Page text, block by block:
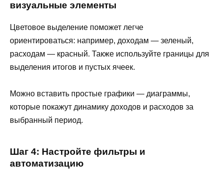
визуальные элементы
Цветовое выделение поможет легче
ориентироваться: например, доходам — зеленый,
расходам — красный. Также используйте границы для
выделения итогов и пустых ячеек.
Можно вставить простые графики — диаграммы,
которые покажут динамику доходов и расходов за
выбранный период.
Шаг 4: Настройте фильтры и
автоматизацию